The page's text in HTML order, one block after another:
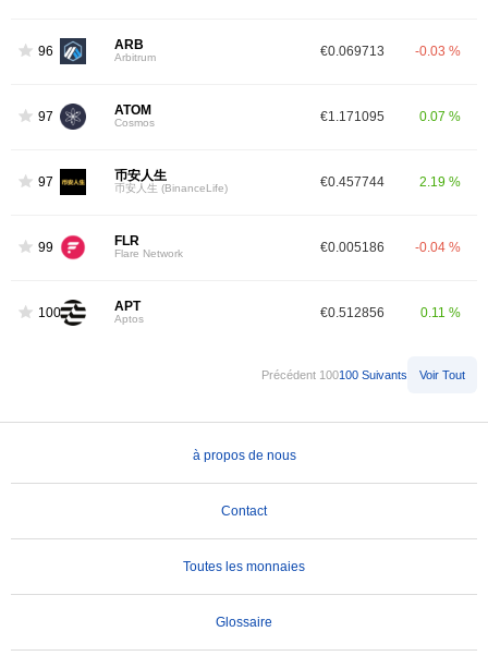
96 ARB
Arbitrum €0.069713 -0.03 %
97 ATOM
Cosmos €1.171095 0.07 %
97 币安人生
币安人生 (BinanceLife) €0.457744 2.19 %
99 FLR
Flare Network €0.005186 -0.04 %
100 APT
Aptos €0.512856 0.11 %
Précédent 100100 Suivants Voir Tout
à propos de nous
Contact
Toutes les monnaies
Glossaire